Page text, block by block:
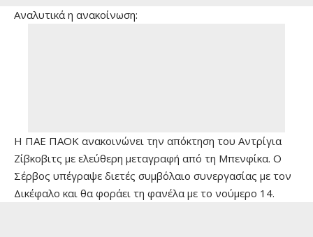
Αναλυτικά η ανακοίνωση:
Η ΠΑΕ ΠΑΟΚ ανακοινώνει την απόκτηση του Αντρίγια
Ζίβκοβιτς με ελεύθερη μεταγραφή από τη Μπενφίκα. Ο
Σέρβος υπέγραψε διετές συμβόλαιο συνεργασίας με τον
Δικέφαλο και θα φοράει τη φανέλα με το νούμερο 14.